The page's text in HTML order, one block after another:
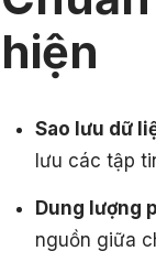
hiện
Sao lưu dữ
lưu các tập
Dung lượng
nguồn giữa